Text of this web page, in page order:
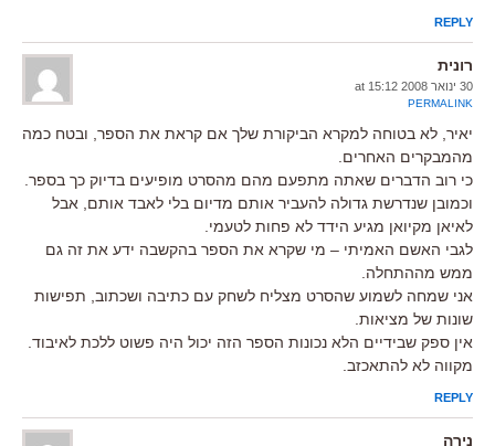
REPLY
רונית
30 ינואר 2008 at 15:12
PERMALINK
יאיר, לא בטוחה למקרא הביקורת שלך אם קראת את הספר, ובטח כמה
מהמבקרים האחרים.
כי רוב הדברים שאתה מתפעם מהם מהסרט מופיעים בדיוק כך בספר.
וכמובן שנדרשת גדולה להעביר אותם מדיום בלי לאבד אותם, אבל
לאיאן מקיואן מגיע הידד לא פחות לטעמי.
לגבי האשם האמיתי – מי שקרא את הספר בהקשבה ידע את זה גם
ממש מההתחלה.
אני שמחה לשמוע שהסרט מצליח לשחק עם כתיבה ושכתוב, תפישות
שונות של מציאות.
אין ספק שבידיים הלא נכונות הספר הזה יכול היה פשוט ללכת לאיבוד.
מקווה לא להתאכזב.
REPLY
נירה